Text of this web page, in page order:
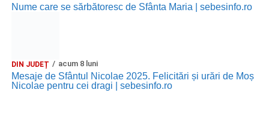
Nume care se sărbătoresc de Sfânta Maria | sebesinfo.ro
DIN JUDEȚ acum 8 luni
Mesaje de Sfântul Nicolae 2025. Felicitări și urări de Moș
Nicolae pentru cei dragi | sebesinfo.ro